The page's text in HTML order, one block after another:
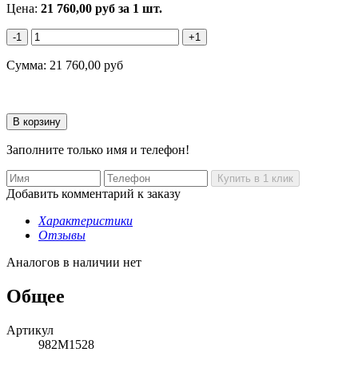
Цена: 21 760,00 руб за 1 шт.
-1 +1
Сумма: 21 760,00 руб
Заполните только имя и телефон!
Добавить комментарий к заказу
Характеристики
Отзывы
Аналогов в наличии нет
Общее
Артикул
982M1528